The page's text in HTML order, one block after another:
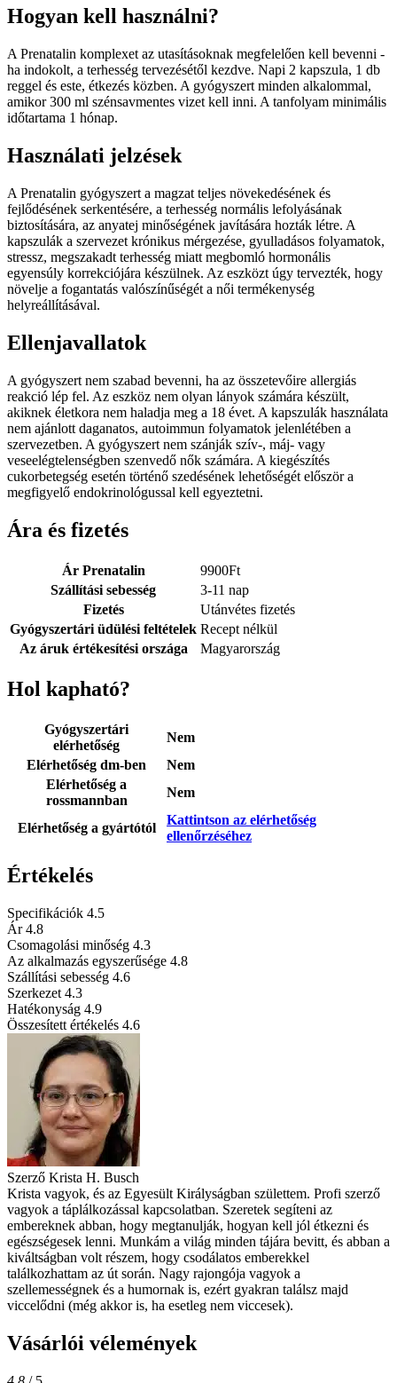
Hogyan kell használni?
A Prenatalin komplexet az utasításoknak megfelelően kell bevenni -
ha indokolt, a terhesség tervezésétől kezdve. Napi 2 kapszula, 1 db
reggel és este, étkezés közben. A gyógyszert minden alkalommal,
amikor 300 ml szénsavmentes vizet kell inni. A tanfolyam minimális
időtartama 1 hónap.
Használati jelzések
A Prenatalin gyógyszert a magzat teljes növekedésének és
fejlődésének serkentésére, a terhesség normális lefolyásának
biztosítására, az anyatej minőségének javítására hozták létre. A
kapszulák a szervezet krónikus mérgezése, gyulladásos folyamatok,
stressz, megszakadt terhesség miatt megbomló hormonális
egyensúly korrekciójára készülnek. Az eszközt úgy tervezték, hogy
növelje a fogantatás valószínűségét a női termékenység
helyreállításával.
Ellenjavallatok
A gyógyszert nem szabad bevenni, ha az összetevőire allergiás
reakció lép fel. Az eszköz nem olyan lányok számára készült,
akiknek életkora nem haladja meg a 18 évet. A kapszulák használata
nem ajánlott daganatos, autoimmun folyamatok jelenlétében a
szervezetben. A gyógyszert nem szánják szív-, máj- vagy
veseelégtelenségben szenvedő nők számára. A kiegészítés
cukorbetegség esetén történő szedésének lehetőségét először a
megfigyelő endokrinológussal kell egyeztetni.
Ára és fizetés
Ár Prenatalin 9900Ft
Szállítási sebesség
3-11 nap
Fizetés
Utánvétes fizetés
Gyógyszertári üdülési feltételek Recept nélkül
Az áruk értékesítési országa
Magyarország
Hol kapható?
Gyógyszertári
elérhetőség
Nem
Elérhetőség dm-ben
Nem
Elérhetőség a
rossmannban
Nem
Elérhetőség a gyártótól
Kattintson az elérhetőség
ellenőrzéséhez
Értékelés
Specifikációk 4.5
Ár 4.8
Csomagolási minőség 4.3
Az alkalmazás egyszerűsége 4.8
Szállítási sebesség 4.6
Szerkezet 4.3
Hatékonyság 4.9
Összesített értékelés 4.6
Szerző Krista H. Busch
Krista vagyok, és az Egyesült Királyságban születtem. Profi szerző
vagyok a táplálkozással kapcsolatban. Szeretek segíteni az
embereknek abban, hogy megtanulják, hogyan kell jól étkezni és
egészségesek lenni. Munkám a világ minden tájára bevitt, és abban a
kiváltságban volt részem, hogy csodálatos emberekkel
találkozhattam az út során. Nagy rajongója vagyok a
szellemességnek és a humornak is, ezért gyakran találsz majd
viccelődni (még akkor is, ha esetleg nem viccesek).
Vásárlói vélemények